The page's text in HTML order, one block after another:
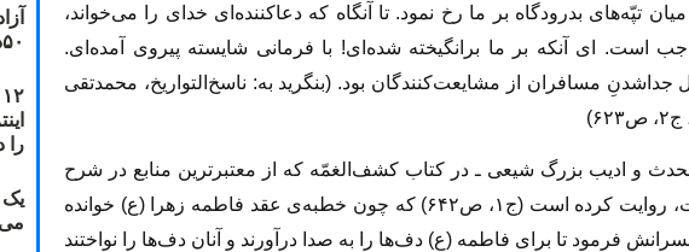
تپّه‌های بدرودگاه بر ما رخ نمود. تا آنگاه که دعاکننده‌ای خدای را می‌خواند،
است.‌ ای آنکه بر ما برانگیخته شده‌ای! با فرمانی شایسته پیروی آمده‌ای.
جداشدنِ مسافران از مشایعت‌کنندگان بود. (بنگرید به: ناسخ‌التواریخ، محمدتقی
ـ محدث و ادیب بزرگ شیعی ـ در کتاب کشف‌الغمّه که از معتبر‌ترین منابع در شرح
احوال معصومان است، روایت کرده است (ج۱، ص۶۴۲) که چون خطبه‌ی عقد فاطمه زهرا (ع) خوانده
فرمود تا برای فاطمه (ع) دف‌ها را به صدا درآورند و آنان دف‌ها را نواختند
۵۰درصدی ریه مصطفی دانشجو